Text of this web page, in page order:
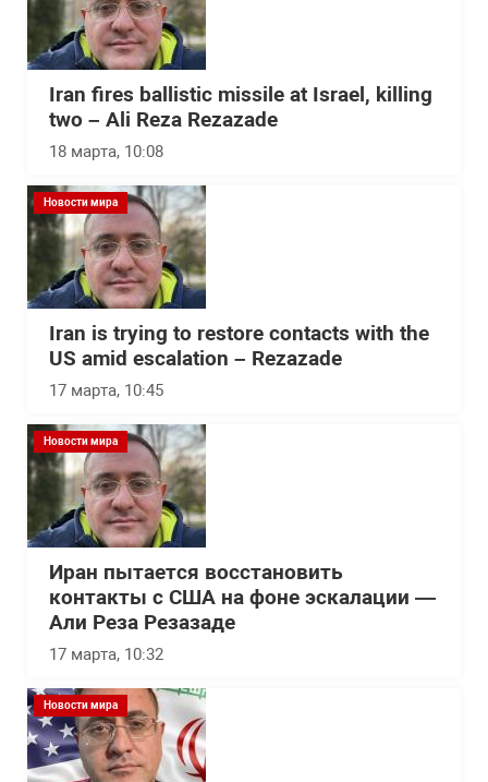
Iran fires ballistic missile at Israel, killing
two – Ali Reza Rezazade
18 марта, 10:08
Новости мира
Iran is trying to restore contacts with the
US amid escalation – Rezazade
17 марта, 10:45
Новости мира
Иран пытается восстановить
контакты с США на фоне эскалации —
Али Реза Резазаде
17 марта, 10:32
Новости мира